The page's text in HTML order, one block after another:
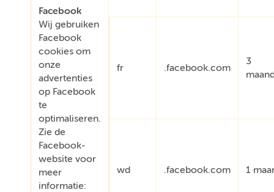
Facebook
Wij gebruiken
Facebook
cookies om
onze
advertenties
op Facebook
te
optimaliseren.
Zie de
Facebook-
website voor
meer
informatie:
fr .facebook.com
3
wd .facebook.com 1